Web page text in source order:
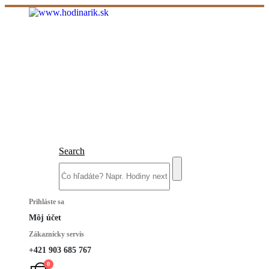
Search
Prihláste sa
Môj účet
Zákaznícky servis
+421 903 685 767
0